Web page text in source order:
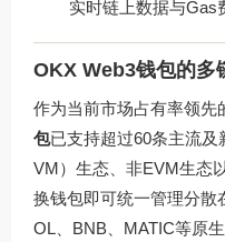
实时链上数据与Gas
OKX Web3钱包的多
作为当前市场占有率领先
包已支持超过60条主流
VM）生态、非EVM生态
换钱包即可统一管理分散
OL、BNB、MATIC等原